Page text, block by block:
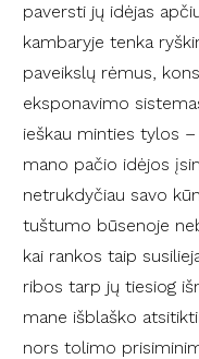
paversti jų idėjas
kambaryje tenka
paveikslų rėmus,
eksponavimo
ieškau minties tylos
mano pačio idėjos
netrukdyčiau savo
tuštumo būsenoje
kai rankos taip
ribos tarp jų tiesiog
mane išblaško
nors tolimo